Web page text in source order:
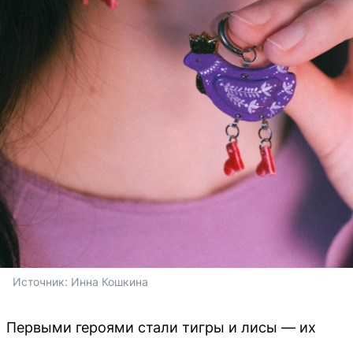
Источник: Инна Кошкина
Первыми героями стали тигры и лисы — их